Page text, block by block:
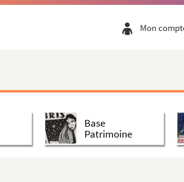
Mon
Base
Patrimoine